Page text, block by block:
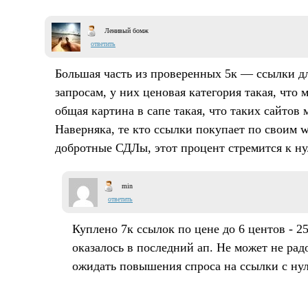
Ленивый бомж
ответить
Большая часть из проверенных 5к — ссылки
запросам, у них ценовая категория такая, что
общая картина в сапе такая, что таких сайтов
Наверняка, те кто ссылки покупает по своим
добротные СДЛы, этот процент стремится к
min
ответить
Куплено 7к ссылок по цене до 6 центов -
оказалось в последний ап. Не может не
ожидать повышения спроса на ссылки с